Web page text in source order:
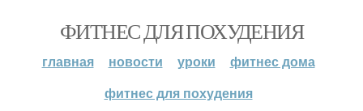
ФИТНЕС ДЛЯ ПОХУДЕНИЯ
главная новости уроки
фитнес дома
фитнес для похудения